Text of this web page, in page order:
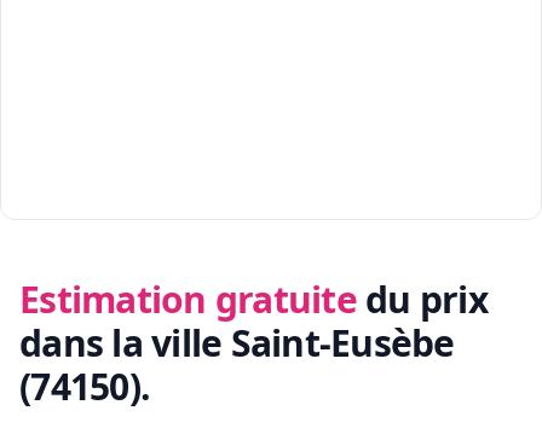
Estimation gratuite du prix
dans la ville Saint-Eusèbe
(74150).